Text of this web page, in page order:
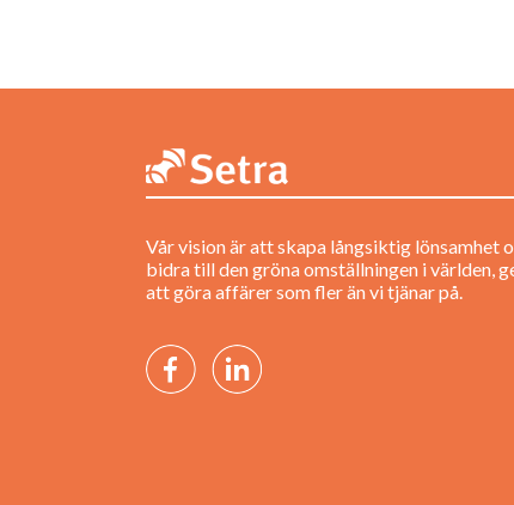
Vår vision är att skapa långsiktig lönsamhet
bidra till den gröna omställningen i världen,
att göra affärer som fler än vi tjänar på.